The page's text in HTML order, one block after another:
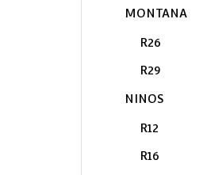
MONTANA
R26
R29
NINOS
R12
R16